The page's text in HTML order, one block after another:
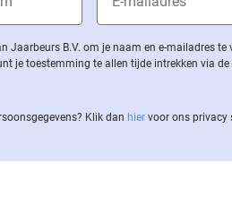
Jaarbeurs B.V. om je naam en e-mailadres te
je toestemming te allen tijde intrekken via
Klik dan hier voor ons privacy